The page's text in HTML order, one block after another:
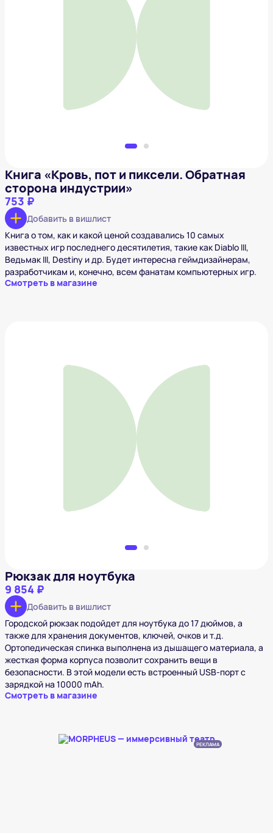
Книга «Кровь, пот и пиксели. Обратная сторона
индустрии»
753 ₽
Добавить в вишлист
Книга «Кровь, пот и пиксели. Обратная
сторона индустрии»
753 ₽
Добавить в вишлист
Книга о том, как и какой ценой создавались 10 самых
известных игр последнего десятилетия, такие как Diablo III,
Ведьмак III, Destiny и др. Будет интересна геймдизайнерам,
разработчикам и, конечно, всем фанатам компьютерных игр.
Смотреть в магазине
Рюкзак для ноутбука
9 854 ₽
Добавить в вишлист
Рюкзак для ноутбука
9 854 ₽
Добавить в вишлист
Городской рюкзак подойдет для ноутбука до 17 дюймов, а
также для хранения документов, ключей, очков и т.д.
Ортопедическая спинка выполнена из дышащего материала, а
жесткая форма корпуса позволит сохранить вещи в
безопасности. В этой модели есть встроенный USB-порт с
зарядкой на 10000 mAh.
Смотреть в магазине
РЕКЛАМА